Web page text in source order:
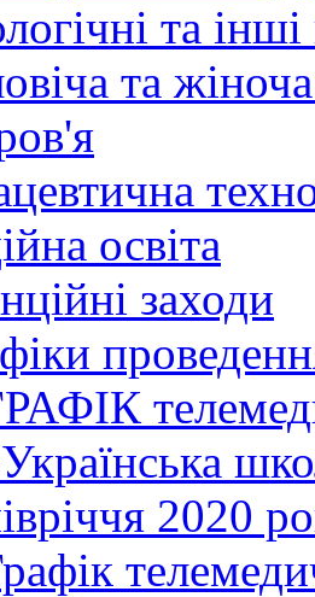
та
та
освіта
заходи
2020